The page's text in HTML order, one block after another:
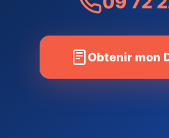
Obtenir mon